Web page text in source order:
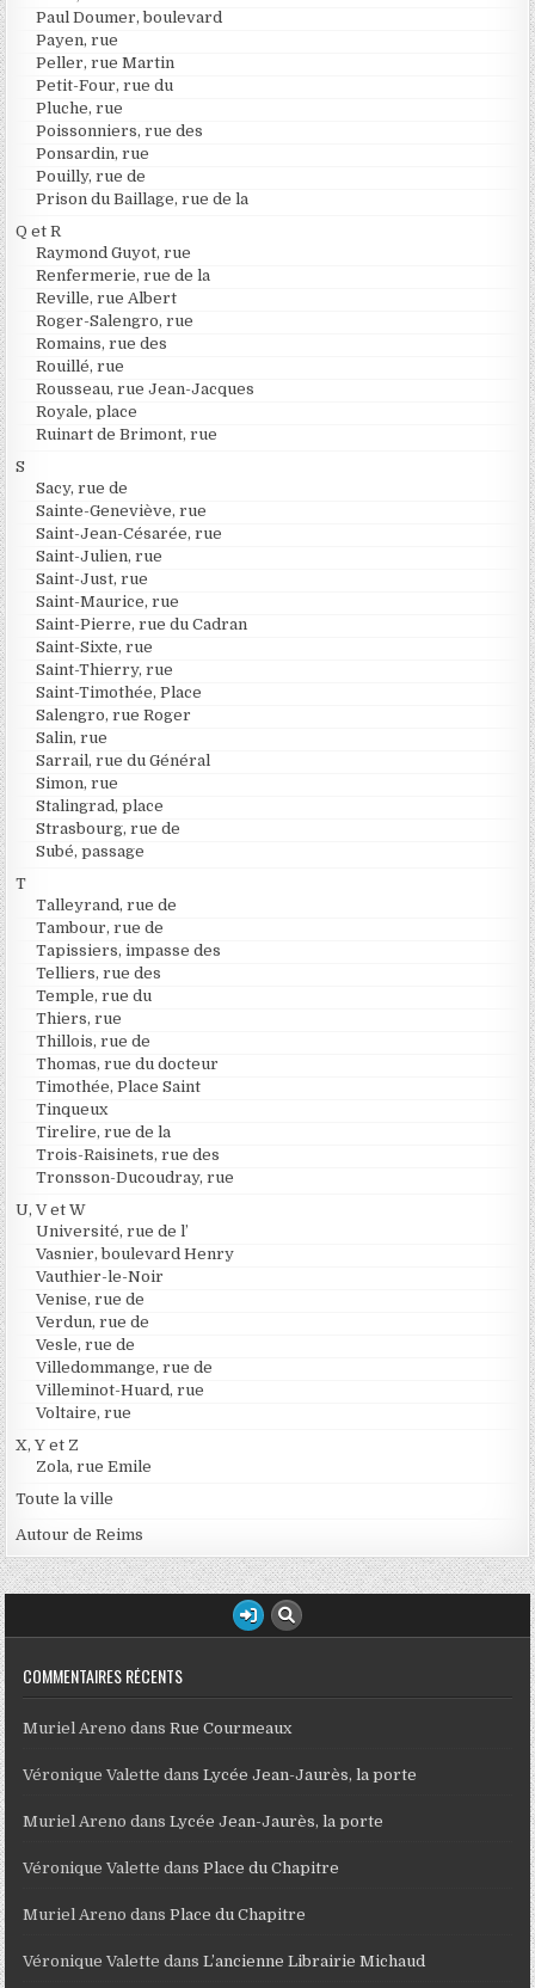
Paul Doumer, boulevard
Payen, rue
Peller, rue Martin
Petit-Four, rue du
Pluche, rue
Poissonniers, rue des
Ponsardin, rue
Pouilly, rue de
Prison du Baillage, rue de la
Q et R
Raymond Guyot, rue
Renfermerie, rue de la
Reville, rue Albert
Roger-Salengro, rue
Romains, rue des
Rouillé, rue
Rousseau, rue Jean-Jacques
Royale, place
Ruinart de Brimont, rue
S
Sacy, rue de
Sainte-Geneviève, rue
Saint-Jean-Césarée, rue
Saint-Julien, rue
Saint-Just, rue
Saint-Maurice, rue
Saint-Pierre, rue du Cadran
Saint-Sixte, rue
Saint-Thierry, rue
Saint-Timothée, Place
Salengro, rue Roger
Salin, rue
Sarrail, rue du Général
Simon, rue
Stalingrad, place
Strasbourg, rue de
Subé, passage
T
Talleyrand, rue de
Tambour, rue de
Tapissiers, impasse des
Telliers, rue des
Temple, rue du
Thiers, rue
Thillois, rue de
Thomas, rue du docteur
Timothée, Place Saint
Tinqueux
Tirelire, rue de la
Trois-Raisinets, rue des
Tronsson-Ducoudray, rue
U, V et W
Université, rue de l’
Vasnier, boulevard Henry
Vauthier-le-Noir
Venise, rue de
Verdun, rue de
Vesle, rue de
Villedommange, rue de
Villeminot-Huard, rue
Voltaire, rue
X, Y et Z
Zola, rue Emile
Toute la ville
Autour de Reims
COMMENTAIRES RÉCENTS
Muriel Areno dansRue Courmeaux
Véronique Valette dansLycée Jean-Jaurès, la porte
Muriel Areno dansLycée Jean-Jaurès, la porte
Véronique Valette dansPlace du Chapitre
Muriel Areno dansPlace du Chapitre
Véronique Valette dansL’ancienne Librairie Michaud